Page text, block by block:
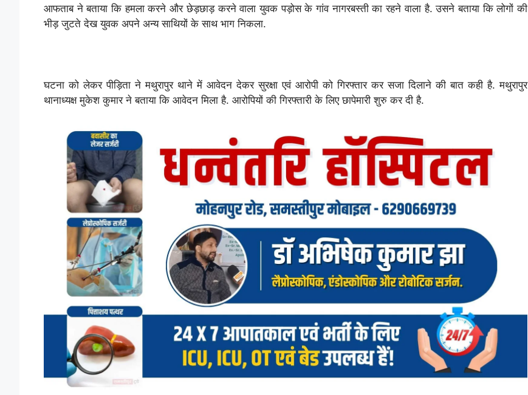
आफताब ने बताया कि हमला करने और छेड़छाड़ करने वाला युवक पड़ोस के गांव नागरबस्ती का रहने वाला है. उसने बताया कि लोगों की
भीड़ जुटते देख युवक अपने अन्य साथियों के साथ भाग निकला.
घटना को लेकर पीड़िता ने मथुरापुर थाने में आवेदन देकर सुरक्षा एवं आरोपी को गिरफ्तार कर सजा दिलाने की बात कही है. मथुरापुर
थानाध्यक्ष मुकेश कुमार ने बताया कि आवेदन मिला है. आरोपियों की गिरफ्तारी के लिए छापेमारी शुरु कर दी है.